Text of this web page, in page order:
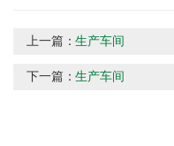
上一篇：生产车间
下一篇：生产车间